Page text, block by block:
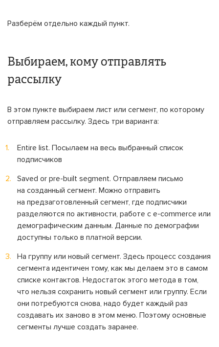
Разберём отдельно каждый пункт.
Выбираем, кому отправлять
рассылку
В этом пункте выбираем лист или сегмент, по которому
отправляем рассылку. Здесь три варианта:
Entire list. Посылаем на весь выбранный список
подписчиков
Saved or pre-built segment. Отправляем письмо
на созданный сегмент. Можно отправить
на предзаготовленный сегмент, где подписчики
разделяются по активности, работе с e-commerce или
демографическим данным. Данные по демографии
доступны только в платной версии.
На группу или новый сегмент. Здесь процесс создания
сегмента идентичен тому, как мы делаем это в самом
списке контактов. Недостаток этого метода в том,
что нельзя сохранить новый сегмент или группу. Если
они потребуются снова, надо будет каждый раз
создавать их заново в этом меню. Поэтому основные
сегменты лучше создать заранее.